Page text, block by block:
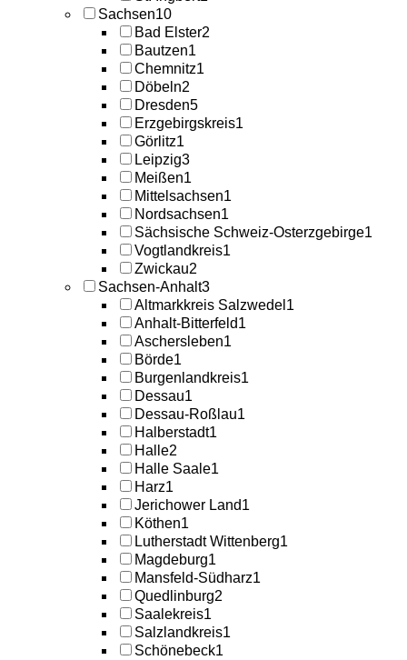
Sachsen10
Bad Elster2
Bautzen1
Chemnitz1
Döbeln2
Dresden5
Erzgebirgskreis1
Görlitz1
Leipzig3
Meißen1
Mittelsachsen1
Nordsachsen1
Sächsische Schweiz-Osterzgebirge1
Vogtlandkreis1
Zwickau2
Sachsen-Anhalt3
Altmarkkreis Salzwedel 1
Anhalt-Bitterfeld1
Aschersleben1
Börde1
Burgenlandkreis1
Dessau1
Dessau-Roßlau1
Halberstadt1
Halle2
Halle Saale1
Harz1
Jerichower Land1
Köthen1
Lutherstadt Wittenberg1
Magdeburg1
Mansfeld-Südharz1
Quedlinburg2
Saalekreis1
Salzlandkreis1
Schönebeck1